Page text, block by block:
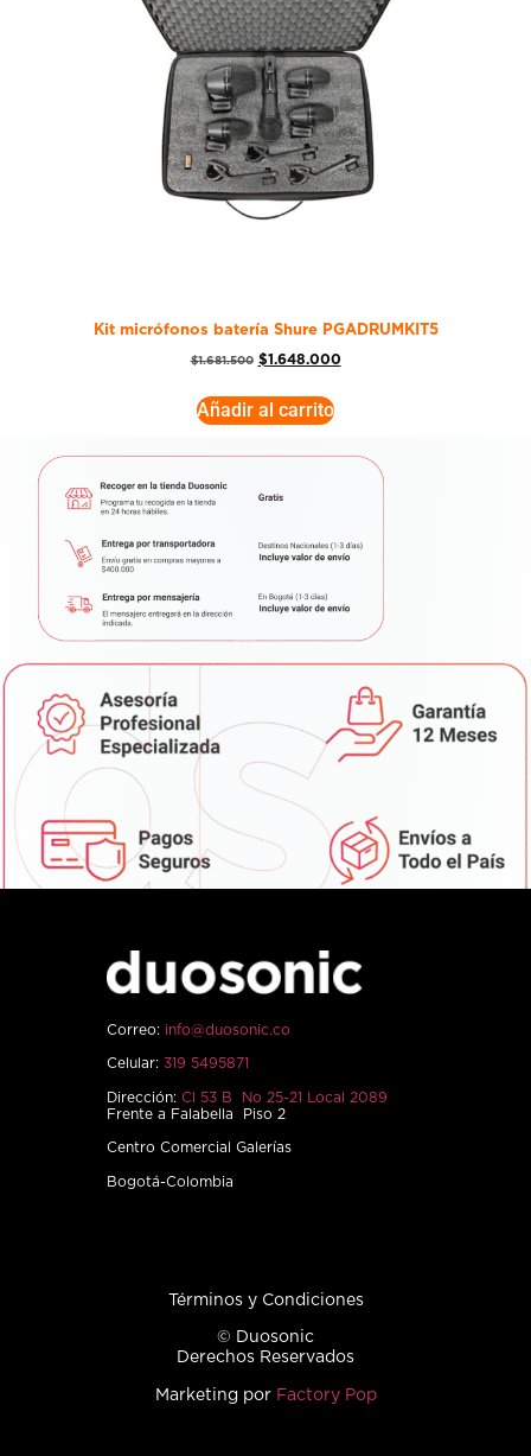
Kit micrófonos batería Shure PGADRUMKIT5
$1.681.500 $1.648.000
Añadir al carrito
Correo: info@duosonic.co
Celular: 319 5495871
Dirección: Cl 53 B No 25-21 Local 2089
Frente a Falabella Piso 2
Centro Comercial Galerías
Bogotá-Colombia
Términos y Condiciones
© Duosonic
Derechos Reservados
Marketing por Factory Pop